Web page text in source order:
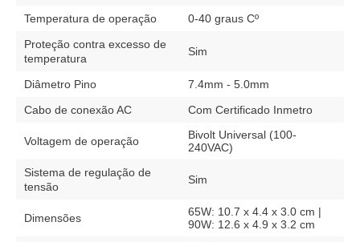
Temperatura de operação
0-40 graus Cº
Proteção contra excesso de
temperatura
Sim
Diâmetro Pino
7.4mm - 5.0mm
Cabo de conexão AC
Com Certificado Inmetro
Voltagem de operação
Bivolt Universal (100-
240VAC)
Sistema de regulação de
tensão
Sim
Dimensões
65W: 10.7 x 4.4 x 3.0 cm |
90W: 12.6 x 4.9 x 3.2 cm